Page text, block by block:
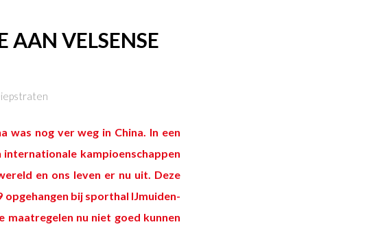
AAN VELSENSE
was nog ver weg in China. In een
kampioenschappen
en ons leven er nu uit. Deze
opgehangen bij sporthal IJmuiden-
nu niet goed kunnen